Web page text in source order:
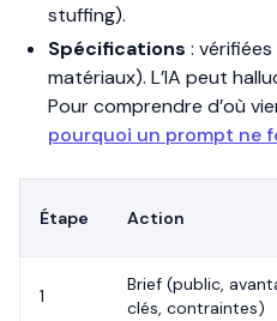
stuffing).
Spécifications :
matériaux). L’IA peut
Pour comprendre d’où
pourquoi un prompt ne
Étape Action
1
Brief (public,
clés, contraintes)